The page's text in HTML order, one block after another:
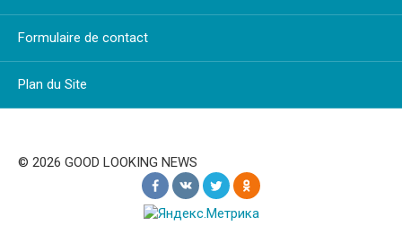
Formulaire de contact
Plan du Site
© 2026 GOOD LOOKING NEWS